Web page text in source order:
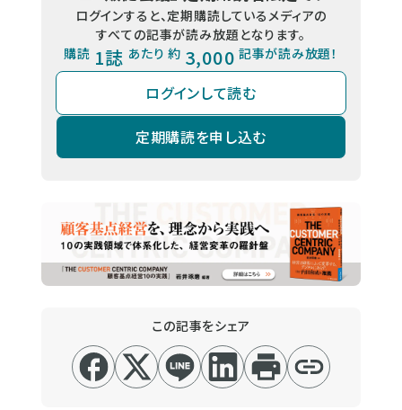
ログインすると、定期購読しているメディアの
すべての記事が読み放題となります。
購読 1誌 あたり 約 3,000 記事が読み放題！
ログインして読む
定期購読を申し込む
この記事をシェア